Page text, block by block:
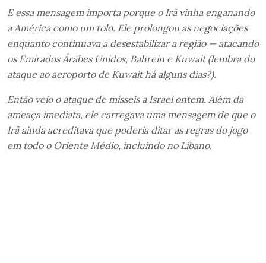
E essa mensagem importa porque o Irã vinha enganando
a América como um tolo. Ele prolongou as negociações
enquanto continuava a desestabilizar a região — atacando
os Emirados Árabes Unidos, Bahrein e Kuwait (lembra do
ataque ao aeroporto de Kuwait há alguns dias?).
Então veio o ataque de mísseis a Israel ontem. Além da
ameaça imediata, ele carregava uma mensagem de que o
Irã ainda acreditava que poderia ditar as regras do jogo
em todo o Oriente Médio, incluindo no Líbano.